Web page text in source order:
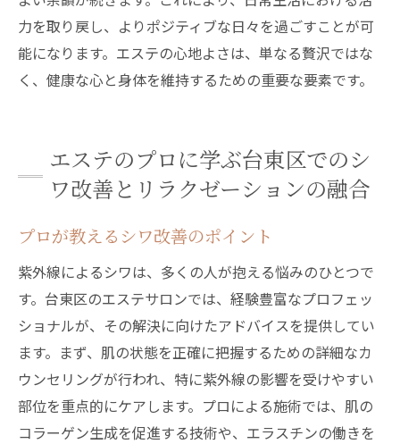
力を取り戻し、よりポジティブな日々を過ごすことが可
能になります。エステの心地よさは、単なる贅沢ではな
く、健康な心と身体を維持するための重要な要素です。
エステのプロに学ぶ台東区でのシ
ワ改善とリラクゼーションの融合
プロが教えるシワ改善のポイント
紫外線によるシワは、多くの人が抱える悩みのひとつで
す。台東区のエステサロンでは、経験豊富なプロフェッ
ショナルが、その解決に向けたアドバイスを提供してい
ます。まず、肌の状態を正確に把握するための詳細なカ
ウンセリングが行われ、特に紫外線の影響を受けやすい
部位を重点的にケアします。プロによる施術では、肌の
コラーゲン生成を促進する技術や、エラスチンの働きを